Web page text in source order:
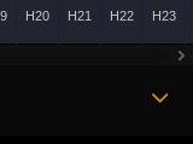
H20 H21 H22 H23